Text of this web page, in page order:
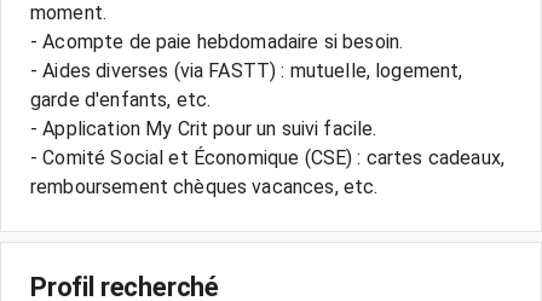
moment.
- Acompte de paie hebdomadaire si besoin.
- Aides diverses (via FASTT) : mutuelle, logement,
garde d'enfants, etc.
- Application My Crit pour un suivi facile.
- Comité Social et Économique (CSE) : cartes cadeaux,
Profil recherché